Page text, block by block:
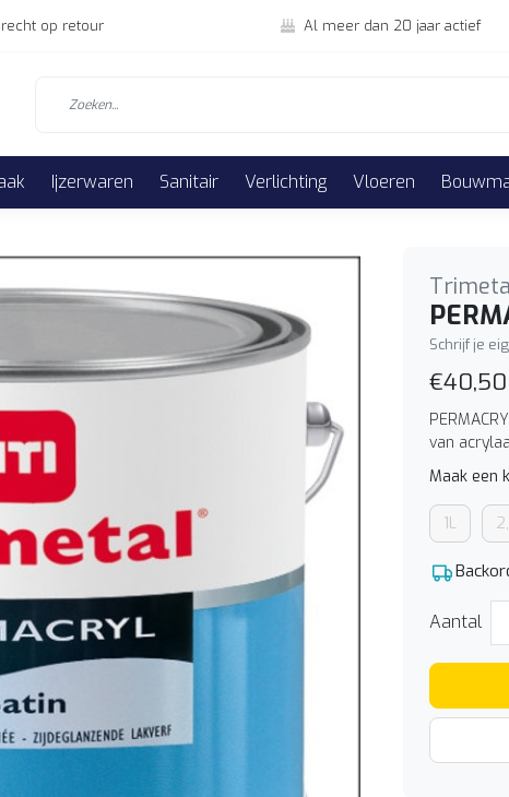
recht op retour Al meer dan 20 jaar actief
Ijzerwaren Sanitair Verlichting Vloeren
Schrijf je
€40,50
van
Maak een
1L
Aantal